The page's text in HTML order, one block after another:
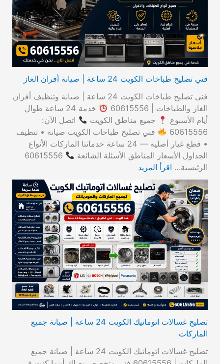
فني تصليح طباخات الكويت 24 ساعة | صيانة أفران الغاز
فني تصليح طباخات الكويت 24 ساعة | صيانة وتنظيف أفران
الغاز والطباخات | 60615556
خدمة 24 ساعة طوال
أيام الأسبوع
جميع مناطق الكويت
اتصل الآن:
60615556
فني تصليح طباخات الكويت صيانة • تنظيف
• قطع غيار أصلية — 24 ساعة خدماتنا الماركات الأنواع
الجداول الأسعار المناطق الأسئلة الشائعة
60615556
الرئيسية… اقرأ المزيد
تصليح غسالات اتوماتيك الكويت 24 ساعة | صيانة جميع
الماركات
تصليح غسالات اتوماتيك الكويت 24 ساعة | صيانة جميع